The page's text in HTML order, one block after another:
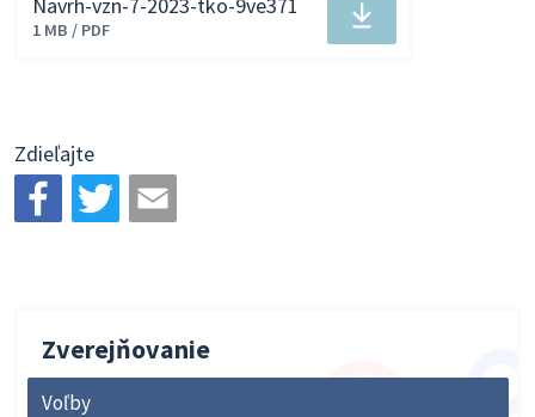
Stiahnuť
1 MB / PDF
Zdieľajte
Zverejňovanie
Voľby